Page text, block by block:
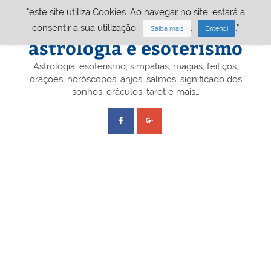
Portal A&E – Portal
astrologia e esoterismo
Astrologia, esoterismo, simpatias, magias, feitiços,
orações, horóscopos, anjos, salmos, significado dos
sonhos, oráculos, tarot e mais…
"este site utiliza Cookies. Ao navegar no site, estará a
consentir a sua utilização.
Saiba mais Entendi ."